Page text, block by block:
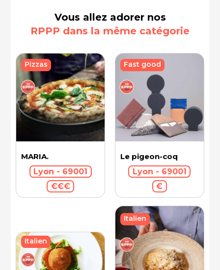
Vous allez adorer nos
RPPP dans la même catégorie
MARIA.
Lyon - 69001
€€€
Pizzas
Le pigeon-coq
Lyon - 69001
€
Fast good
Italien
Italien